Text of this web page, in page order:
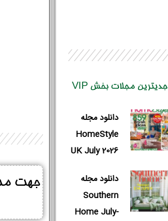
جدیترین مجلات بخش VIP
دانلود مجله
HomeStyle
UK July 2026
دانلود مجله
Southern
Home July-
جهت
نام و نام خانوادگی :